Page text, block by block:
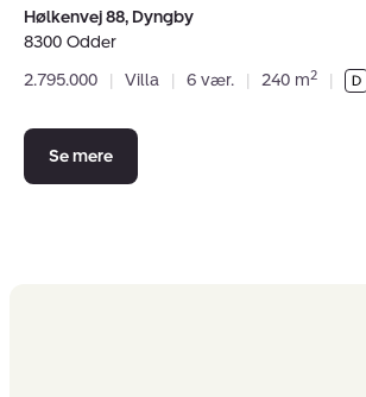
Hølkenvej 88, Dyngby
8300 Odder
2.795.000
| Villa | 6 vær. | 240 m2 |
Se mere